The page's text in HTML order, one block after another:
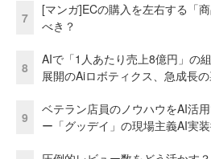
7
[マンガ]ECの購入を左右する「
べき？
8
AIで「1人あたり売上8億円」の
展開のAiロボティクス、急成長
9
ベテラン店員のノウハウをAI活
ー「グッデイ」の現場主義AI実